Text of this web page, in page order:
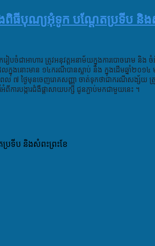
ងពិធីបុណ្យអុំទូក បណ្តែតប្រទីប និង
ជាអាហារ ត្រូវអនុវត្តអនាម័យក្នុងការបោចរោម និ
ងនោះមាន ១៤ករណីបានស្លាប់ និង ក្នុងដើមឆ្នាំ២០១
ថ្ងៃមុនចេញរោគសញ្ញា ចាត់ទុកថាជាករណីសង្ស័យ ត្រូ
របង្ការជំងឺផ្តាសាយបក្សី ជូនភ្ជាប់មកជាមួយនេះ ។
រទីប និងសំពះព្រះខែ